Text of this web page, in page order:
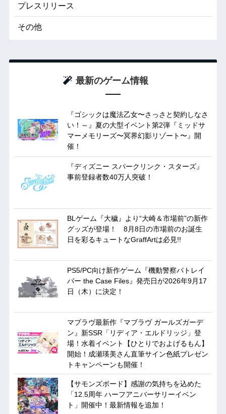
プレスリリース
その他
最新のゲーム情報
『ゴシックは魔法乙女〜さっさと契約しなさ
い！～』夏の大型イベント第2弾『ミッドサ
マーメモリーズ〜冥界幻影リゾート〜』開
催！
『ディズニー スパークリンク・スターズ』
事前登録者数40万人突破！
BLゲーム『大穢』より“大崎＆市場前”の新作
グッズが登場！ 8月8日の市場前のお誕生
日を彩るキュートなGraffArtは必見!!
PS5/PC向け新作ゲーム『機動警察パトレイ
バー the Case Files』発売日が2026年9月17
日（木）に決定！
マブラヴ最新作『マブラヴ ガールズガーデ
ン』新SSR「リディア・エルドリッジ」登
場！水着イベント【ひとりでおよげるもん】
開始！成瀬瑛美さん直筆サイン色紙プレゼン
トキャンペーンも開催！
【サモンズボード】感謝の気持ちを込めた
「12.5周年 ハーフアニバーサリーイベン
ト」開催中！最新情報を追加！